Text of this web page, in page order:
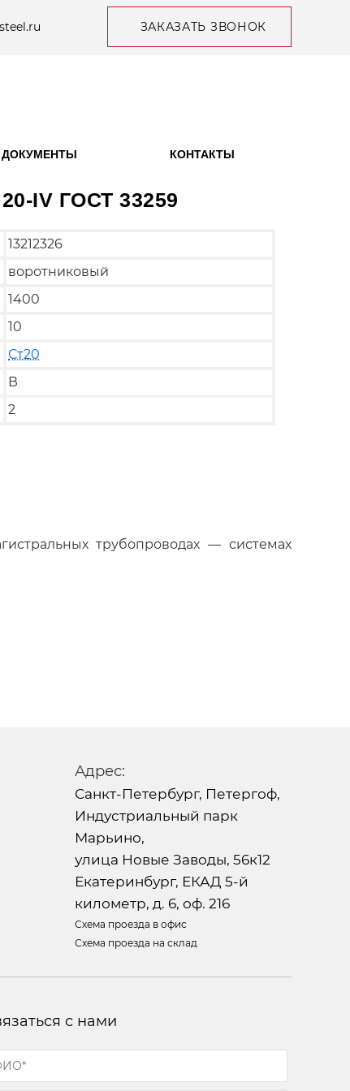
ЗАКАЗАТЬ ЗВОНОК
ДОКУМЕНТЫ КОНТАКТЫ
IV ГОСТ 33259
13212326
воротниковый
1400
10
Ст20
В
2
трубопроводах — системах
Адрес:
Санкт-Петербург, Петергоф,
Индустриальный парк
Марьино,
улица Новые Заводы, 56к12
Екатеринбург, ЕКАД 5-й
километр, д. 6, оф. 216
Схема проезда в офис
Схема проезда на склад
с нами